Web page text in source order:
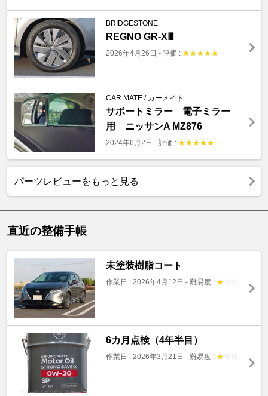
BRIDGESTONE
REGNO GR-XⅢ
2026年4月26日 - 評価 : ★★★★★
CAR MATE / カーメイト
サポートミラー 電子ミラー
用 ニッサンA MZ876
2024年6月2日 - 評価 : ★★★★★
パーツレビューをもっと見る
直近の整備手帳
未塗装樹脂コート
作業日 : 2026年4月12日 - 難易度 : ★ ☆ ☆
6カ月点検（4年半目）
作業日 : 2026年3月21日 - 難易度 : ★ ☆ ☆